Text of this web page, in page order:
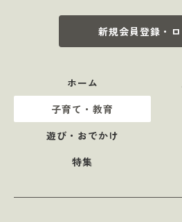
新規会員登録・
ホーム
子育て・教育
遊び・おでかけ
特集